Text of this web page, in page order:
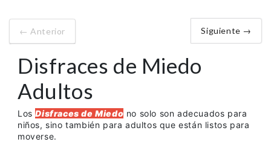
← Anterior Siguiente →
Disfraces de Miedo
Adultos
LosDisfraces de Miedo no solo son adecuados para
niños, sino también para adultos que están listos para
moverse.